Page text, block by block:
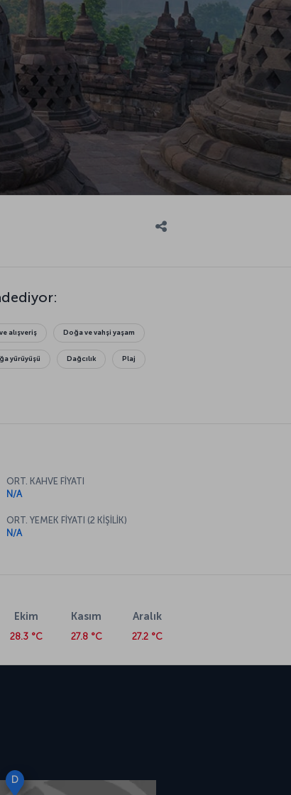
alışveriş Doğa ve vahşi yaşam
yürüyüşü Dağcılık Plaj
ORT. KAHVE FİYATI
N/A
ORT. YEMEK FİYATI (2 KİŞİLİK)
N/A
Ekim
28.3 °C
Kasım
27.8 °C
Aralık
27.2 °C
D